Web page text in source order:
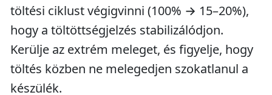
töltési ciklust végigvinni (100% → 15–20%),
hogy a töltöttségjelzés stabilizálódjon.
Kerülje az extrém meleget, és figyelje, hogy
töltés közben ne melegedjen szokatlanul a
készülék.